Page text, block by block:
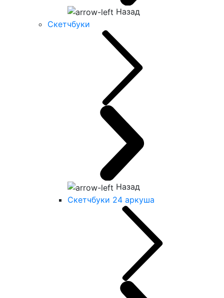
Назад
Скетчбуки
Назад
Скетчбуки 24 аркуша